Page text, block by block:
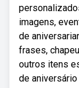
imagens,
de
frases,
outros itens
de